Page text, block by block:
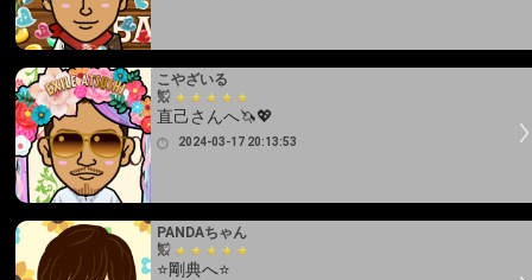
こやざいる
直己さんへ🦄💖
2024-03-17 20:13:53
PANDAちゃん
⭐剛典へ⭐